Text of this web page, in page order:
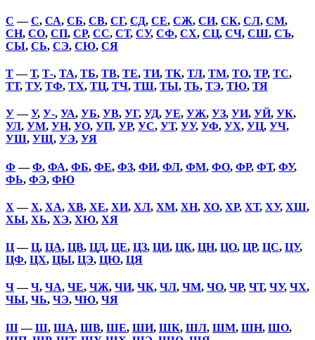
С —С, СА, СБ, СВ, СГ, СД, СЕ, СЖ, СИ, СК, СЛ, СМ,
СН, СО, СП, СР, СС, СТ, СУ, СФ, СХ, СЦ, СЧ, СШ, СЪ,
СЫ, СЬ, СЭ, СЮ, СЯ
Т—Т, Т-, ТА, ТБ, ТВ, ТЕ, ТИ, ТК, ТЛ, ТМ, ТО, ТР, ТС,
ТТ, ТУ, ТФ, ТХ, ТЦ, ТЧ, ТШ, ТЫ, ТЬ, ТЭ, ТЮ, ТЯ
У—У, У-, УА, УБ, УВ, УГ, УД, УЕ, УЖ, УЗ, УИ, УЙ, УК,
УЛ, УМ, УН, УО, УП, УР, УС, УТ, УУ, УФ, УХ, УЦ, УЧ,
УШ, УЩ, УЭ, УЯ
Ф —Ф, ФА, ФБ, ФЕ, ФЗ, ФИ, ФЛ, ФМ, ФО, ФР, ФТ, ФУ,
ФЬ, ФЭ, ФЮ
Х —Х, ХА, ХВ, ХЕ, ХИ, ХЛ, ХМ, ХН, ХО, ХР, ХТ, ХУ, ХШ,
ХЫ, ХЬ, ХЭ, ХЮ, ХЯ
Ц—Ц, ЦА, ЦВ, ЦД, ЦЕ, ЦЗ, ЦИ, ЦК, ЦН, ЦО, ЦР, ЦС, ЦУ,
ЦФ, ЦХ, ЦЫ, ЦЭ, ЦЮ, ЦЯ
Ч—Ч, ЧА, ЧЕ, ЧЖ, ЧИ, ЧК, ЧЛ, ЧМ, ЧО, ЧР, ЧТ, ЧУ, ЧХ,
ЧЫ, ЧЬ, ЧЭ, ЧЮ, ЧЯ
Ш—Ш, ША, ШВ, ШЕ, ШИ, ШК, ШЛ, ШМ, ШН, ШО,